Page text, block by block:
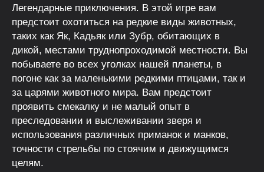
Легендарные приключения. В этой игре вам
предстоит охотиться на редкие виды животных,
таких как Як, Кадьяк или Зубр, обитающих в
дикой, местами труднопроходимой местности. Вы
побываете во всех уголках нашей планеты, в
погоне как за маленькими редкими птицами, так и
за царями животного мира. Вам предстоит
проявить смекалку и не малый опыт в
преследовании и выслеживании зверя и
использования различных приманок и манков,
точности стрельбы по стоячим и движущимся
целям.